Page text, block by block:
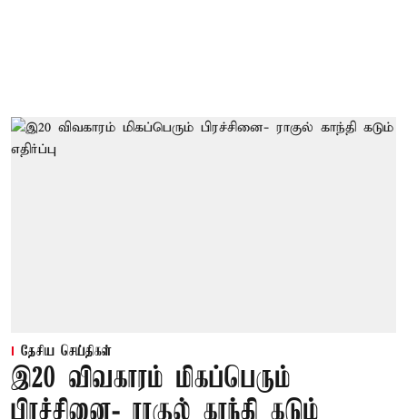
தேசிய செய்திகள்
இ20 விவகாரம் மிகப்பெரும்
பிரச்சினை- ராகுல் காந்தி கடும்